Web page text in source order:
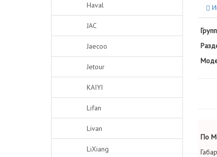
Haval
JAC
Jaecoo
Jetour
KAIYI
Lifan
Livan
LiXiang
По